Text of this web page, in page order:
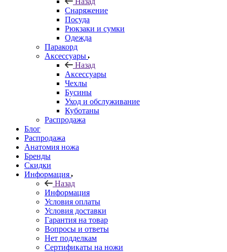
Снаряжение
Посуда
Рюкзаки и сумки
Одежда
Паракорд
Аксессуары
Назад
Аксессуары
Чехлы
Бусины
Уход и обслуживание
Куботаны
Распродажа
Блог
Распродажа
Анатомия ножа
Бренды
Скидки
Информация
Назад
Информация
Условия оплаты
Условия доставки
Гарантия на товар
Вопросы и ответы
Нет подделкам
Сертификаты на ножи